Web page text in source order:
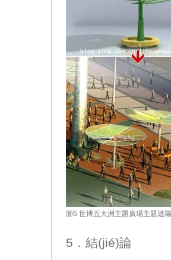
圖6 世博五大洲主題廣場主題遮陽
5．結(jié)論